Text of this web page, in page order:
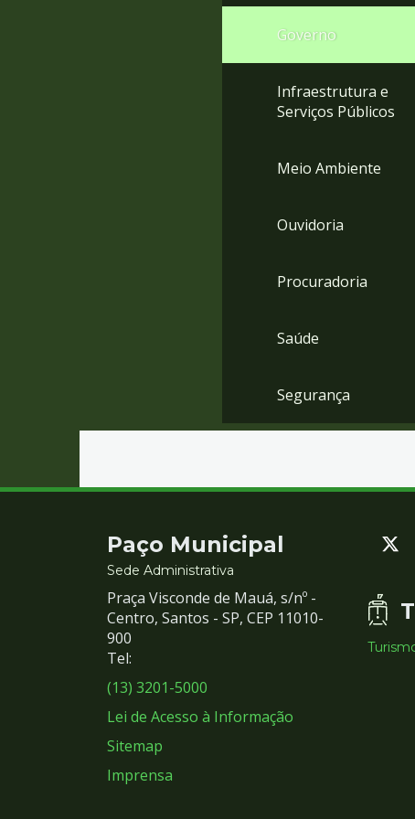
Governo
Infraestrutura e
Serviços Públicos
Meio Ambiente
Ouvidoria
Procuradoria
Saúde
Segurança
Contato
e
Redes
Sociais
Paço Municipal
Sede Administrativa
Praça Visconde de Mauá, s/nº -
Centro, Santos - SP, CEP 11010-
900
Tel:
(13) 3201-5000
Lei de Acesso à Informação
Sitemap
Imprensa